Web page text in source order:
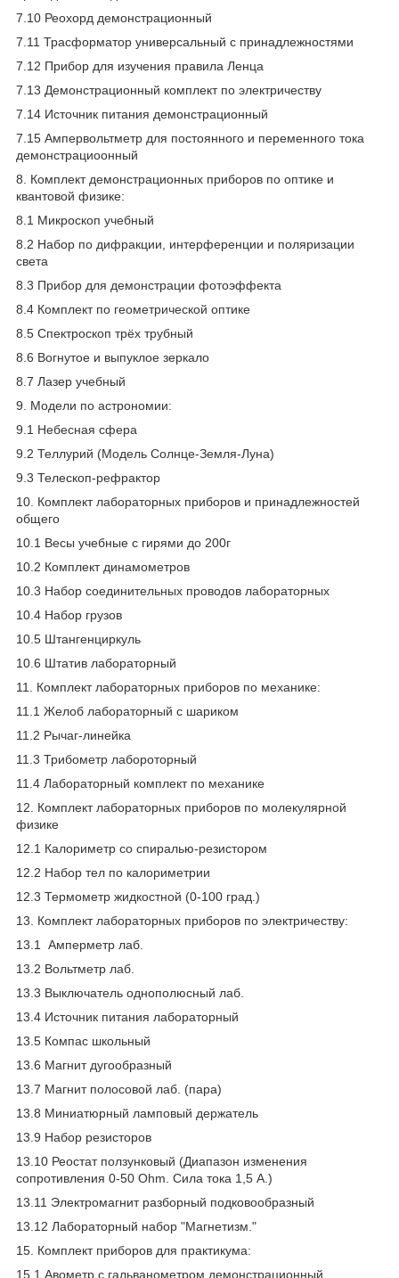
7.10 Реохорд демонстрационный
7.11 Трасформатор универсальный с принадлежностями
7.12 Прибор для изучения правила Ленца
7.13 Демонстрационный комплект по электричеству
7.14 Источник питания демонстрационный
7.15 Ампервольтметр для постоянного и переменного тока
демонстрациоонный
8. Комплект демонстрационных приборов по оптике и
квантовой физике:
8.1 Микроскоп учебный
8.2 Набор по дифракции, интерференции и поляризации
света
8.3 Прибор для демонстрации фотоэффекта
8.4 Комплект по геометрической оптике
8.5 Спектроскоп трёх трубный
8.6 Вогнутое и выпуклое зеркало
8.7 Лазер учебный
9. Модели по астрономии:
9.1 Небесная сфера
9.2 Теллурий (Модель Солнце-Земля-Луна)
9.3 Телескоп-рефрактор
10. Комплект лабораторных приборов и принадлежностей
общего
10.1 Весы учебные с гирями до 200г
10.2 Комплект динамометров
10.3 Набор соединительных проводов лабораторных
10.4 Набор грузов
10.5 Штангенциркуль
10.6 Штатив лабораторный
11. Комплект лабораторных приборов по механике:
11.1 Желоб лабораторный с шариком
11.2 Рычаг-линейка
11.3 Трибометр лабороторный
11.4 Лабораторный комплект по механике
12. Комплект лабораторных приборов по молекулярной
физике
12.1 Калориметр со спиралью-резистором
12.2 Набор тел по калориметрии
12.3 Термометр жидкостной (0-100 град.)
13. Комплект лабораторных приборов по электричеству:
13.1 Амперметр лаб.
13.2 Вольтметр лаб.
13.3 Выключатель однополюсный лаб.
13.4 Источник питания лабораторный
13.5 Компас школьный
13.6 Магнит дугообразный
13.7 Магнит полосовой лаб. (пара)
13.8 Миниатюрный ламповый держатель
13.9 Набор резисторов
13.10 Реостат ползунковый (Диапазон изменения
сопротивления 0-50 Ohm. Сила тока 1,5 A.)
13.11 Электромагнит разборный подковообразный
13.12 Лабораторный набор "Магнетизм."
15. Комплект приборов для практикума:
15.1 Авометр с гальванометром демонстрационный